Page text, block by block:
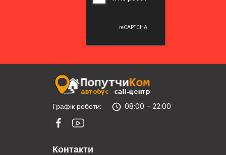
Графік роботи: 08:00 - 22:00
Контакти